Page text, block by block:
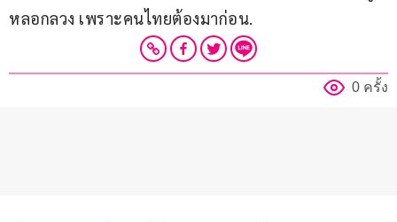
หลอกลวง เพราะคนไทยต้องมาก่อน.
0 ครั้ง